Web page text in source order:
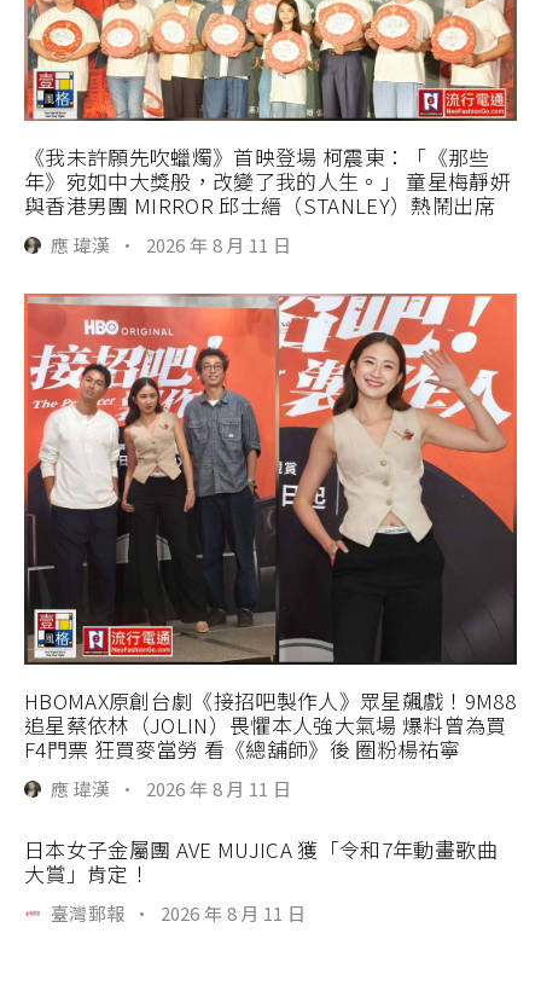
《我未許願先吹蠟燭》首映登場 柯震東：「《那些
年》宛如中大獎般，改變了我的人生。」 童星梅靜妍
與香港男團 MIRROR 邱士縉（STANLEY）熱鬧出席
應 瑋漢 · 2026 年 8 月 11 日
HBOMAX原創台劇《接招吧製作人》眾星飆戲！9M88
追星蔡依林（JOLIN）畏懼本人強大氣場 爆料曾為買
F4門票 狂買麥當勞 看《總舖師》後 圈粉楊祐寧
應 瑋漢 · 2026 年 8 月 11 日
日本女子金屬團 AVE MUJICA 獲「令和7年動畫歌曲
大賞」肯定！
臺灣郵報 · 2026 年 8 月 11 日